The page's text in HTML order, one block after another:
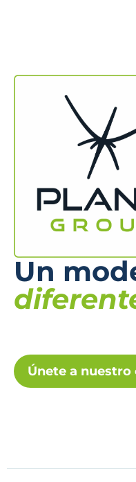
Un
Únete a nuestro